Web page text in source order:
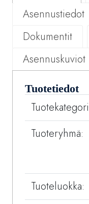
Asennustiedot
Dokumentit
Asennuskuviot
Tuotetiedot
Tuoteryhmä:
Tuoteluokka: